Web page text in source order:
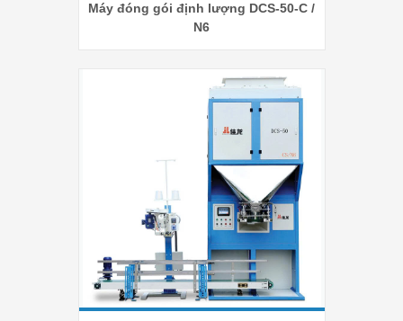
Máy đóng gói định lượng DCS-50-C /
N6